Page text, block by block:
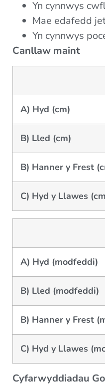
Yn cynnwys
Mae edafedd
Yn cynnwys
Canllaw maint
A) Hyd (cm)
B) Lled (cm)
B) Hanner y Frest
C) Hyd y Llawes
A) Hyd (modfeddi)
B) Lled (modfeddi)
B) Hanner y Frest
C) Hyd y Llawes
Cyfarwyddiadau